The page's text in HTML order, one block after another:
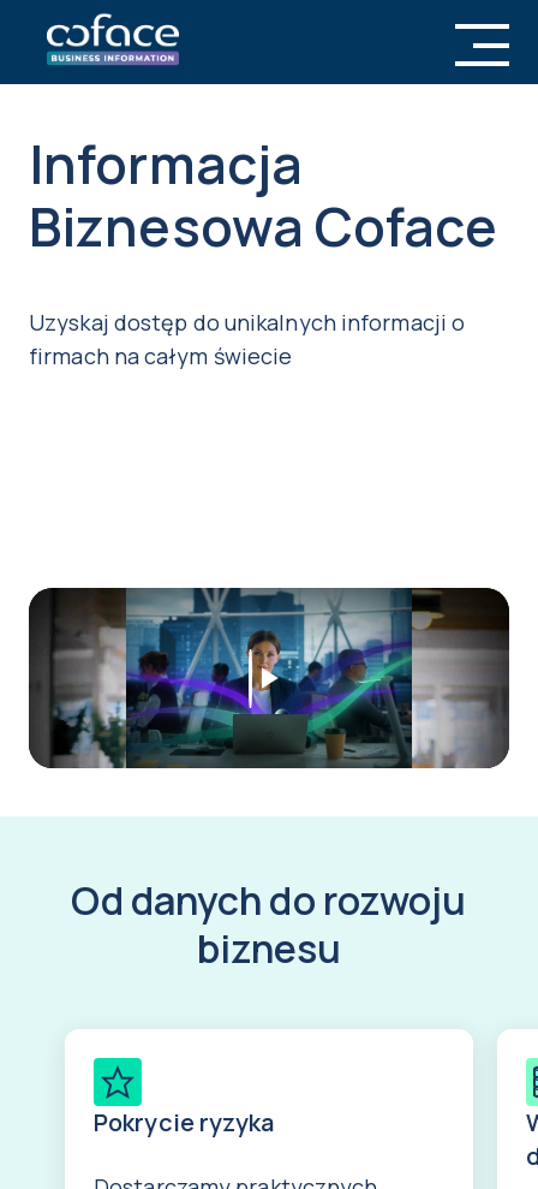
Informacja
Biznesowa Coface
Uzyskaj dostęp do unikalnych informacji o
firmach na całym świecie
Play
Video
Od danych do rozwoju
biznesu
Pokrycie ryzyka